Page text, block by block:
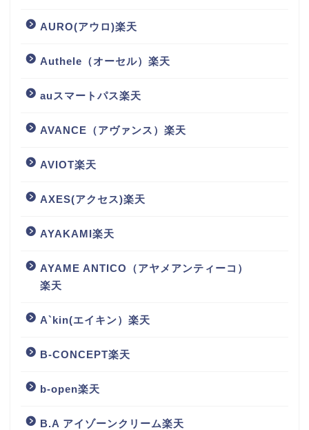
AURO(アウロ)楽天
Authele（オーセル）楽天
auスマートパス楽天
AVANCE（アヴァンス）楽天
AVIOT楽天
AXES(アクセス)楽天
AYAKAMI楽天
AYAME ANTICO（アヤメアンティーコ）
楽天
A`kin(エイキン）楽天
B-CONCEPT楽天
b-open楽天
B.A アイゾーンクリーム楽天